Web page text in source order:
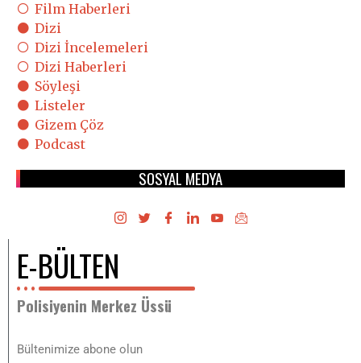
Film Haberleri
Dizi
Dizi İncelemeleri
Dizi Haberleri
Söyleşi
Listeler
Gizem Çöz
Podcast
SOSYAL MEDYA
E-BÜLTEN
Polisiyenin Merkez Üssü
Bültenimize abone olun